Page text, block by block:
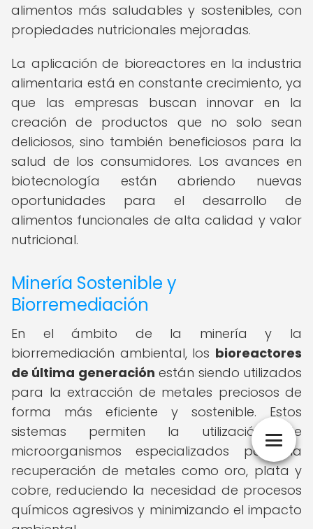
alimentos más saludables y sostenibles, con
propiedades nutricionales mejoradas.
La aplicación de bioreactores en la industria
alimentaria está en constante crecimiento, ya
que las empresas buscan innovar en la
creación de productos que no solo sean
deliciosos, sino también beneficiosos para la
salud de los consumidores. Los avances en
biotecnología están abriendo nuevas
oportunidades para el desarrollo de
alimentos funcionales de alta calidad y valor
nutricional.
Minería Sostenible y
Biorremediación
En el ámbito de la minería y la
biorremediación ambiental, los bioreactores
de última generación están siendo utilizados
para la extracción de metales preciosos de
forma más eficiente y sostenible. Estos
sistemas permiten la utilización de
microorganismos especializados para la
recuperación de metales como oro, plata y
cobre, reduciendo la necesidad de procesos
químicos agresivos y minimizando el impacto